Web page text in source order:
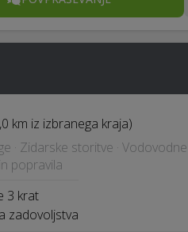
km iz izbranega kraja)
· Zidarske storitve ·
popravila
3 krat
zadovoljstva